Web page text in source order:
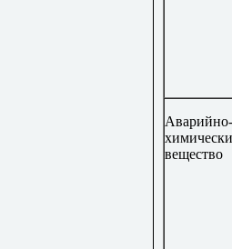
Аварийно-
вещество